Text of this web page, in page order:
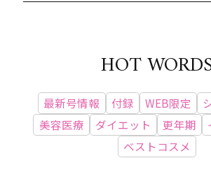
HOT
最新号情報 付録 WEB限定
美容医療
ダイエット 更年期
ベストコスメ